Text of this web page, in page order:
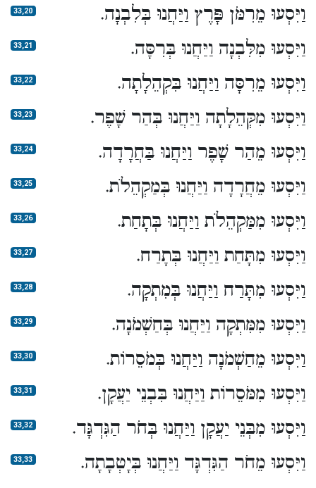
33,20 וַיִּסְעוּ מֵרִמֹּן פָּרֶץ וַיַּחֲנוּ בְּלִבְנָה.
33,21 וַיִּסְעוּ מִלִּבְנָה וַיַּחֲנוּ בְּרִסָּה.
33,22 וַיִּסְעוּ מֵרִסָּה וַיַּחֲנוּ בִּקְהֵלָתָה.
33,23 וַיִּסְעוּ מִקְּהֵלָתָה וַיַּחֲנוּ בְּהַר שָׁפֶר.
33,24 וַיִּסְעוּ מֵהַר שָׁפֶר וַיַּחֲנוּ בַּחֲרָדָה.
33,25 וַיִּסְעוּ מֵחֲרָדָה וַיַּחֲנוּ בְּמַקְהֵלֹת.
33,26 וַיִּסְעוּ מִמַּקְהֵלֹת וַיַּחֲנוּ בְּתָחַת.
33,27 וַיִּסְעוּ מִתָּחַת וַיַּחֲנוּ בְּתָרַח.
33,28 וַיִּסְעוּ מִתָּרַח וַיַּחֲנוּ בְּמִתְקָה.
33,29 וַיִּסְעוּ מִמִּתְקָה וַיַּחֲנוּ בְּחַשְׁמֹנָה.
33,30 וַיִּסְעוּ מֵחַשְׁמֹנָה וַיַּחֲנוּ בְּמֹסֵרוֹת.
33,31 וַיִּסְעוּ מִמֹּסֵרוֹת וַיַּחֲנוּ בִּבְנֵי יַעֲקָן.
33,32 וַיִּסְעוּ מִבְּנֵי יַעֲקָן וַיַּחֲנוּ בְּחֹר הַגִּדְגָּד.
33,33
וַיִּסְעוּ מֵחֹר הַגִּדְגָּד וַיַּחֲנוּ בְּיָטְבָתָה.